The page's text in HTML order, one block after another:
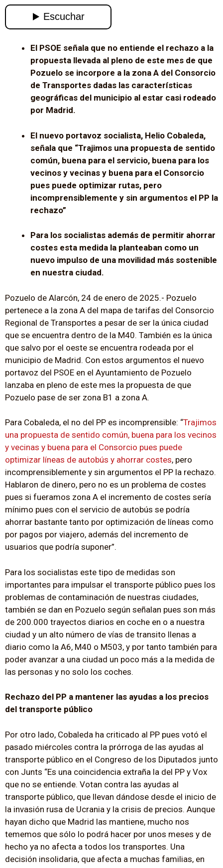
El PSOE señala que no entiende el rechazo a la
propuesta llevada al pleno de este mes de que
Pozuelo se incorpore a la zona A del Consorcio
de Transportes dadas las características
geográficas del municipio al estar casi rodeado
por Madrid.
El nuevo portavoz socialista, Helio Cobaleda,
señala que “Trajimos una propuesta de sentido
común, buena para el servicio, buena para los
vecinos y vecinas y buena para el Consorcio
pues puede optimizar rutas, pero
incomprensiblemente y sin argumentos el PP la
rechazo”
Para los socialistas además de permitir ahorrar
costes esta medida la planteaban como un
nuevo impulso de una movilidad más sostenible
en nuestra ciudad.
Pozuelo de Alarcón, 24 de enero de 2025.- Pozuelo
pertenece a la zona A del mapa de tarifas del Consorcio
Regional de Transportes a pesar de ser la única ciudad
que se encuentra dentro de la M40. También es la única
que salvo por el oeste se encuentra rodeada por el
municipio de Madrid. Con estos argumentos el nuevo
portavoz del PSOE en el Ayuntamiento de Pozuelo
lanzaba en pleno de este mes la propuesta de que
Pozuelo pase de ser zona B1 a zona A.
Para Cobaleda, el no del PP es incomprensible: “Trajimos
una propuesta de sentido común, buena para los vecinos
y vecinas y buena para el Consorcio pues puede
optimizar líneas de autobús y ahorrar costes, pero
incomprensiblemente y sin argumentos el PP la rechazo.
Hablaron de dinero, pero no es un problema de costes
pues si fueramos zona A el incremento de costes sería
mínimo pues con el servicio de autobús se podría
ahorrar bastante tanto por optimización de líneas como
por pagos por viajero, además del incremento de
usuarios que podría suponer”.
Para los socialistas este tipo de medidas son
importantes para impulsar el transporte público pues los
problemas de contaminación de nuestras ciudades,
también se dan en Pozuelo según señalan pues son más
de 200.000 trayectos diarios en coche en o a nuestra
ciudad y un alto número de vías de transito llenas a
diario como la A6, M40 o M503, y por tanto también para
poder avanzar a una ciudad un poco más a la medida de
las personas y no solo los coches.
Rechazo del PP a mantener las ayudas a los precios
del transporte público
Por otro lado, Cobaleda ha criticado al PP pues votó el
pasado miércoles contra la prórroga de las ayudas al
transporte público en el Congreso de los Diputados junto
con Junts “Es una coincidencia extraña la del PP y Vox
que no se entiende. Votan contra las ayudas al
transporte público, que llevan dándose desde el inicio de
la invasión rusa de Ucrania y la crisis de precios. Aunque
hayan dicho que Madrid las mantiene, mucho nos
tememos que sólo lo podrá hacer por unos meses y de
hecho ya no afecta a todos los transportes. Una
decisión insolidaria, que afecta a muchas familias, en